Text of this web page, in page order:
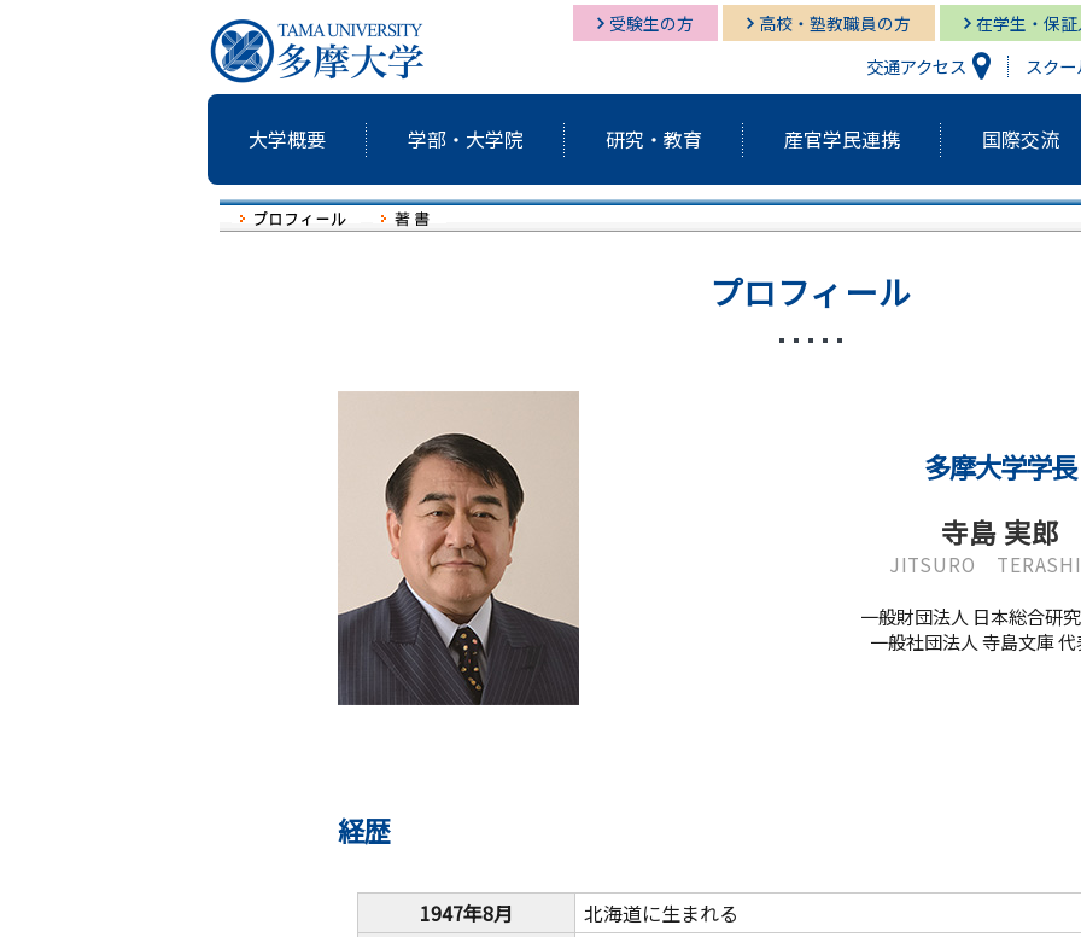
受験生の方 高校・塾教職員の方 在学生・保
交通アクセス スク
大学概要
個性・特色「現代の志塾」 ポリ
マネ
ガバナンス・コード
ハラスメント防止 学生
その他の取り組み
多摩大ブランド 学園歌
学部・大学院
経営情報学部
大学
数理・データサイエンス・AI教育プログラム
研究・教育
アクティブ・ラーニングの多摩大 FD
教育・研究推進センター運営委員
産官学民連携 国際交流
卒業生の志
プロフィール
多摩大学学長
寺島 実郎
JITSURO
一般財団法人 日本総合研
一般社団法人 寺島文庫
経歴
1947年8月
北海道に生まれる